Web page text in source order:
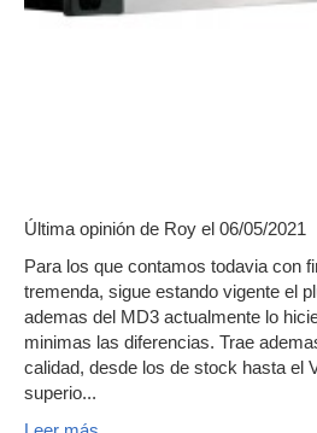
Última opinión de Roy el 06/05/2021
Para los que contamos todavia con
tremenda, sigue estando vigente el
ademas del MD3 actualmente lo
minimas las diferencias. Trae
calidad, desde los de stock hasta el
superio...